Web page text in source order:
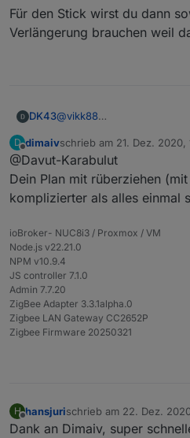
Für den Stick wirst du dann
Verlängerung brauchen weil
DK43@vikk88
smartplugs welche als
es sollen noch
mein SmartHome bei
wann der Zigbee Stick den
an seine Grenzen kommt. Wollte schon was
@dimaiv
Und beide Zigbee Sticks
Würden ja direkt am Port
Der Gedanke war: 2
und mit die Geräte rüber
D
Offline
dimaivschrieb am 21. Dez. 2020,
zuletzt editiert von
@Davut-Karabulut
Dein Plan mit rüberziehen
komplizierter als alles einmal
ioBroker- NUC8i3 / Proxmox / VM
Node.js v22.21.0
NPM v10.9.4
JS controller 7.1.0
Admin 7.7.20
ZigBee Adapter 3.3.1alpha.0
Zigbee LAN Gateway CC2652P
Zigbee Firmware 20250321
H
Offline
hansjurischrieb am 22. Dez.
zuletzt editiert von
Dank an Dimaiv, super